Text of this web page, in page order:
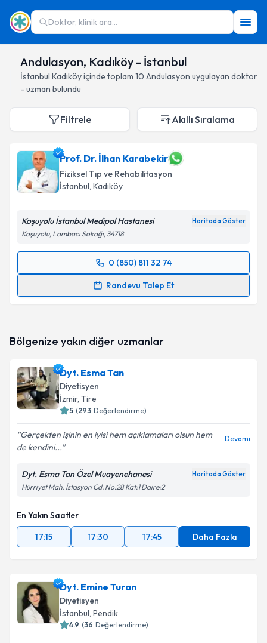
Doktor, klinik ara...
Andulasyon, Kadıköy - İstanbul
İstanbul Kadıköyiçinde toplam 10 Andulasyon uygulayan doktor
- uzman bulundu
Filtrele Akıllı Sıralama
Prof. Dr. İlhan Karabekir
Fiziksel Tıp ve Rehabilitasyon
İstanbul, Kadıköy
Koşuyolu İstanbul Medipol Hastanesi Haritada Göster
Koşuyolu, Lambacı Sokağı, 34718
0 (850) 811 32 74
Randevu Talep Et
Randevu Takvimi Talebi
oluşturun. Size bu uzmandan randevu almanız için bir
Kişisel verilerimin işlenmesine ilişkin
Metni'ni okudum ve kişisel verilerimin belirtilen
kapsamda işlenmesini kabul ediyorum.
Takvim Talebini Gönder
Bölgenize yakın diğer uzmanlar
Dyt. Esma Tan
Diyetisyen
İzmir, Tire
5 (293 Değerlendirme)
Gerçekten işinin en iyisi hem açıklamaları olsun hem
de kendini...
Devamı
Dyt. Esma Tan Özel Muayenehanesi Haritada Göster
Hürriyet Mah. İstasyon Cd. No:28 Kat:1 Daire:2
En Yakın Saatler
17:15
17:30 17:45 Daha Fazla
Dyt. Emine Turan
Diyetisyen
İstanbul, Pendik
4.9 (36 Değerlendirme)